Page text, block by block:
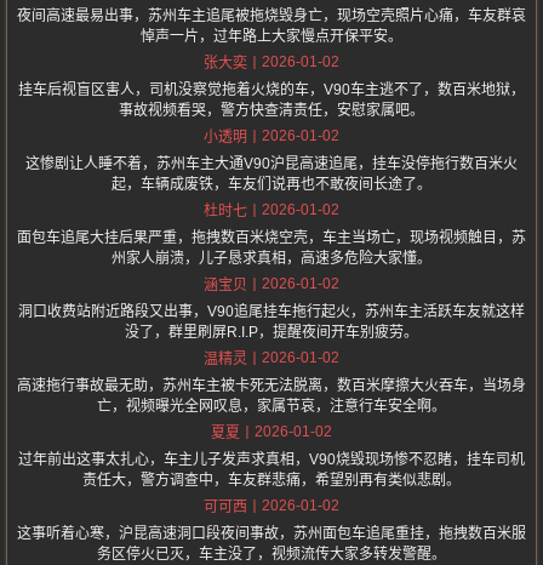
夜间高速最易出事，苏州车主追尾被拖烧毁身亡，现场空壳照片心痛，车友群哀
悼声一片，过年路上大家慢点开保平安。
张大奕
2026-01-02
挂车后视盲区害人，司机没察觉拖着火烧的车，V90车主逃不了，数百米地狱，
事故视频看哭，警方快查清责任，安慰家属吧。
小透明
2026-01-02
这惨剧让人睡不着，苏州车主大通V90沪昆高速追尾，挂车没停拖行数百米火
起，车辆成废铁，车友们说再也不敢夜间长途了。
杜时七
2026-01-02
面包车追尾大挂后果严重，拖拽数百米烧空壳，车主当场亡，现场视频触目，苏
州家人崩溃，儿子恳求真相，高速多危险大家懂。
涵宝贝
2026-01-02
洞口收费站附近路段又出事，V90追尾挂车拖行起火，苏州车主活跃车友就这样
没了，群里刷屏R.I.P，提醒夜间开车别疲劳。
温精灵
2026-01-02
高速拖行事故最无助，苏州车主被卡死无法脱离，数百米摩擦大火吞车，当场身
亡，视频曝光全网叹息，家属节哀，注意行车安全啊。
夏夏
2026-01-02
过年前出这事太扎心，车主儿子发声求真相，V90烧毁现场惨不忍睹，挂车司机
责任大，警方调查中，车友群悲痛，希望别再有类似悲剧。
可可西
2026-01-02
这事听着心寒，沪昆高速洞口段夜间事故，苏州面包车追尾重挂，拖拽数百米服
务区停火已灭，车主没了，视频流传大家多转发警醒。